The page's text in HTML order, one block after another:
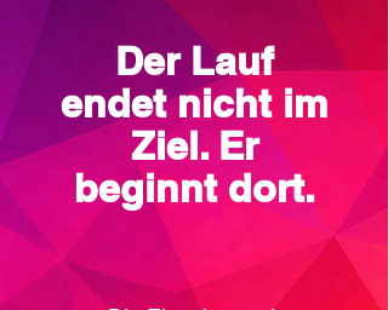
Der Lauf
endet nicht im
Ziel. Er
beginnt dort.